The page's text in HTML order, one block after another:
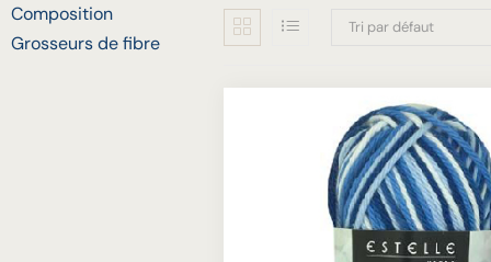
Composition
Grosseurs de fibre
Tri par défaut